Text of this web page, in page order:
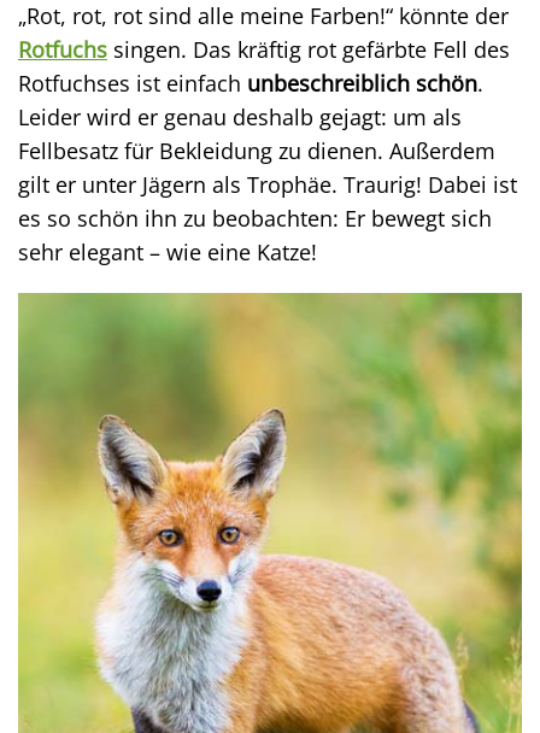
„Rot, rot, rot sind alle meine Farben!“ könnte der
Rotfuchs singen. Das kräftig rot gefärbte Fell des
Rotfuchses ist einfach unbeschreiblich schön.
Leider wird er genau deshalb gejagt: um als
Fellbesatz für Bekleidung zu dienen. Außerdem
gilt er unter Jägern als Trophäe. Traurig! Dabei ist
es so schön ihn zu beobachten: Er bewegt sich
sehr elegant – wie eine Katze!